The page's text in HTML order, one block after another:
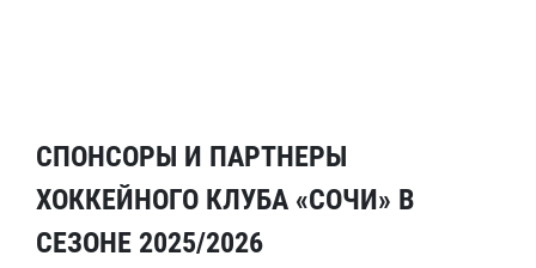
СПОНСОРЫ И ПАРТНЕРЫ
ХОККЕЙНОГО КЛУБА «СОЧИ» В
СЕЗОНЕ 2025/2026